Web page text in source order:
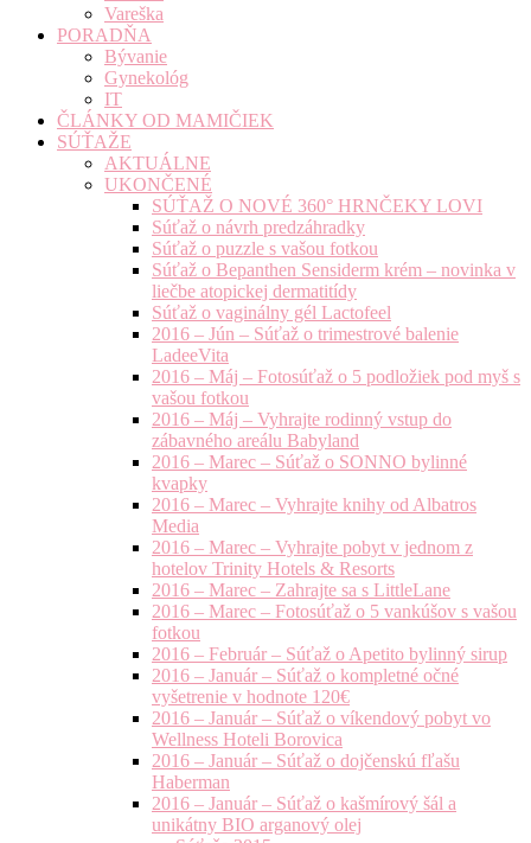
Vareška
PORADŇA
Bývanie
Gynekológ
IT
ČLÁNKY OD MAMIČIEK
SÚŤAŽE
AKTUÁLNE
UKONČENÉ
SÚŤAŽ O NOVÉ 360° HRNČEKY LOVI
Súťaž o návrh predzáhradky
Súťaž o puzzle s vašou fotkou
Súťaž o Bepanthen Sensiderm krém – novinka v
liečbe atopickej dermatitídy
Súťaž o vaginálny gél Lactofeel
2016 – Jún – Súťaž o trimestrové balenie
LadeeVita
2016 – Máj – Fotosúťaž o 5 podložiek pod myš s
vašou fotkou
2016 – Máj – Vyhrajte rodinný vstup do
zábavného areálu Babyland
2016 – Marec – Súťaž o SONNO bylinné
kvapky
2016 – Marec – Vyhrajte knihy od Albatros
Media
2016 – Marec – Vyhrajte pobyt v jednom z
hotelov Trinity Hotels & Resorts
2016 – Marec – Zahrajte sa s LittleLane
2016 – Marec – Fotosúťaž o 5 vankúšov s vašou
fotkou
2016 – Február – Súťaž o Apetito bylinný sirup
2016 – Január – Súťaž o kompletné očné
vyšetrenie v hodnote 120€
2016 – Január – Súťaž o víkendový pobyt vo
Wellness Hoteli Borovica
2016 – Január – Súťaž o dojčenskú fľašu
Haberman
2016 – Január – Súťaž o kašmírový šál a
unikátny BIO arganový olej